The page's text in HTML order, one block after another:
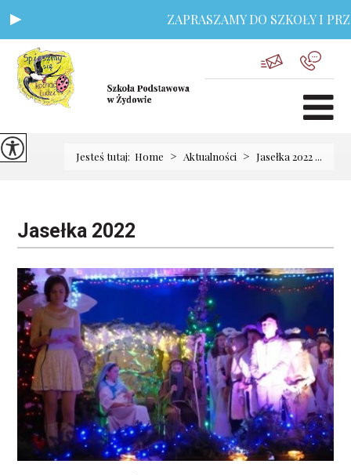
ZAPRASZAMY DO SZKOŁY I
Jesteś tutaj: Home > Aktualności > Jasełka 2022 ...
Jasełka 2022